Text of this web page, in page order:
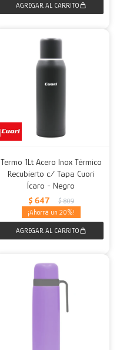
Termo 1Lt Acero Inox Térmico
Recubierto c/ Tapa Cuori
Ícaro - Negro
$ 647 $ 809
20